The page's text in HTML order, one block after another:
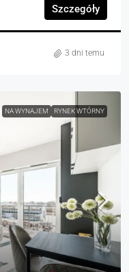
Szczegóły
3 dni temu
NA WYNAJEM RYNEK WTÓRNY